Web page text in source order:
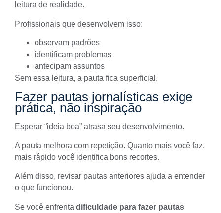
leitura de realidade.
Profissionais que desenvolvem isso:
observam padrões
identificam problemas
antecipam assuntos
Sem essa leitura, a pauta fica superficial.
Fazer pautas jornalísticas exige
prática, não inspiração
Esperar “ideia boa” atrasa seu desenvolvimento.
A pauta melhora com repetição. Quanto mais você faz,
mais rápido você identifica bons recortes.
Além disso, revisar pautas anteriores ajuda a entender
o que funcionou.
Se você enfrenta dificuldade para fazer pautas